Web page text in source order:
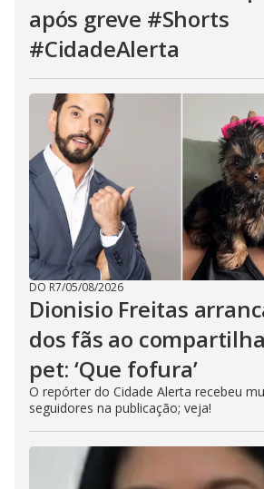
após greve #Shorts
#CidadeAlerta
DO R7/05/08/2026
Dionisio Freitas
dos fãs ao
pet: ‘Que fofura’
O repórter do Cidade Alerta recebeu
seguidores na publicação; veja!